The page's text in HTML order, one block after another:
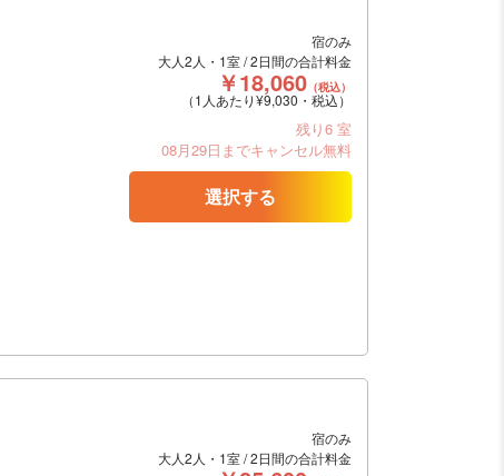
宿のみ
大人2人・1室 / 2日間の合計料金
￥18,060 （税込）
（1人あたり¥9,030・税込）
残り6 室
08月29日までキャンセル無料
選択する
宿のみ
大人2人・1室 / 2日間の合計料金